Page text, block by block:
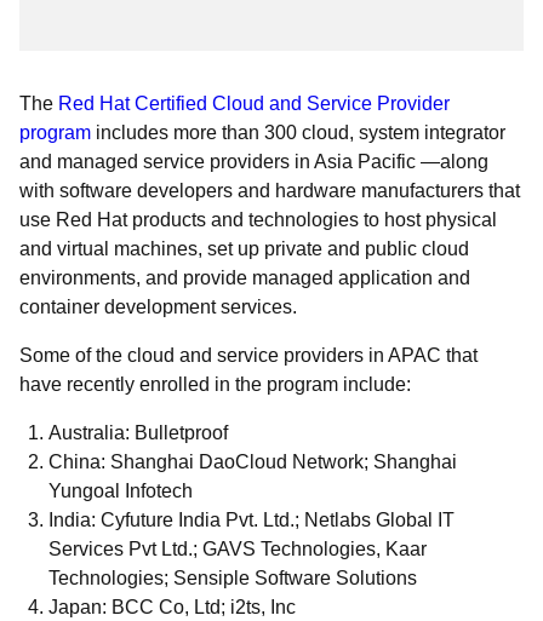
The Red Hat Certified Cloud and Service Provider
program includes more than 300 cloud, system integrator
and managed service providers in Asia Pacific —along
with software developers and hardware manufacturers that
use Red Hat products and technologies to host physical
and virtual machines, set up private and public cloud
environments, and provide managed application and
container development services.
Some of the cloud and service providers in APAC that
have recently enrolled in the program include:
Australia: Bulletproof
China: Shanghai DaoCloud Network; Shanghai
Yungoal Infotech
India: Cyfuture India Pvt. Ltd.; Netlabs Global IT
Services Pvt Ltd.; GAVS Technologies, Kaar
Technologies; Sensiple Software Solutions
Japan: BCC Co, Ltd; i2ts, Inc